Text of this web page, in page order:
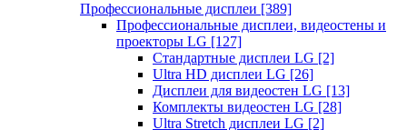
Профессиональные дисплеи [389]
Профессиональные дисплеи, видеостены и
проекторы LG [127]
Стандартные дисплеи LG [2]
Ultra HD дисплеи LG [26]
Дисплеи для видеостен LG [13]
Комплекты видеостен LG [28]
Ultra Stretch дисплеи LG [2]